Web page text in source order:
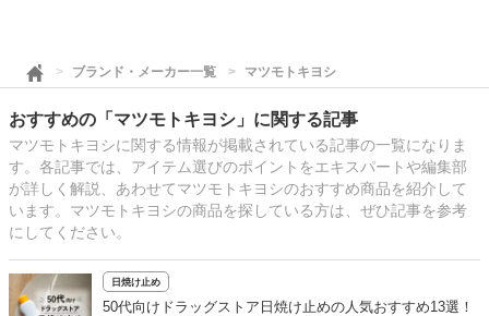
ブランド・メーカー一覧 マツモトキヨシ
おすすめの「マツモトキヨシ」に関する記事
マツモトキヨシに関する情報が掲載されている記事の一覧になりま
す。各記事では、アイテム選びのポイントをエキスパートや編集部
が詳しく解説、あわせてマツモトキヨシのおすすめ商品を紹介して
います。マツモトキヨシの商品を探している方は、ぜひ記事を参考
にしてください。
日焼け止め
50代向けドラッグストア日焼け止めの人気おすすめ13選！